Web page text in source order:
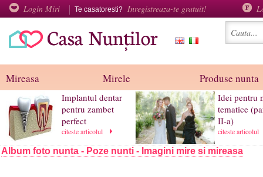
Login Miri Te casatoresti? Inregistreaza-te gratuit!
Mireasa Mirele Produse nunta
Implantul dentar
pentru zambet
perfect
citeste articolul
Idei pentru
tematice
II-a)
citeste articolul
Album foto nunta - Poze nunti - Imagini mire si mireasa